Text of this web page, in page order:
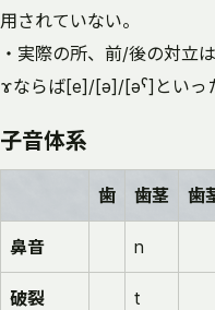
用されていない。
・実際の所、前/後の対立
ɤならば[e]/[ə]/[əˁ]といっ
子音体系
歯 歯茎 歯
鼻音 n
破裂 t